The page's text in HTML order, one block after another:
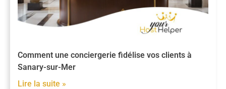
Comment une conciergerie fidélise vos clients à
Sanary-sur-Mer
Lire la suite »